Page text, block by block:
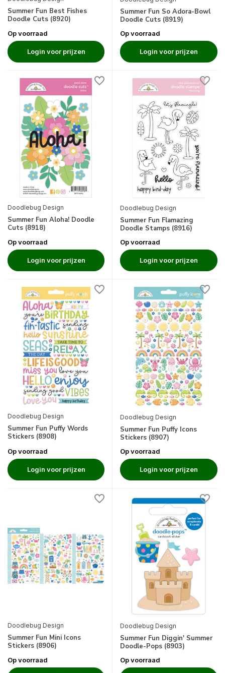
Summer Fun Best Fishes
Doodle Cuts (8920)
Op voorraad
Login voor prijzen
Summer Fun So Adora-Bowl
Doodle Cuts (8919)
Op voorraad
Login voor prijzen
Doodlebug Design
Summer Fun Aloha! Doodle
Cuts (8918)
Op voorraad
Login voor prijzen
Doodlebug Design
Summer Fun Flamazing
Doodle Stamps (8916)
Op voorraad
Login voor prijzen
Doodlebug Design
Summer Fun Puffy Words
Stickers (8908)
Op voorraad
Login voor prijzen
Doodlebug Design
Summer Fun Puffy Icons
Stickers (8907)
Op voorraad
Login voor prijzen
Doodlebug Design
Summer Fun Mini Icons
Stickers (8906)
Op voorraad
Doodlebug Design
Summer Fun Diggin' Summer
Doodle-Pops (8903)
Op voorraad